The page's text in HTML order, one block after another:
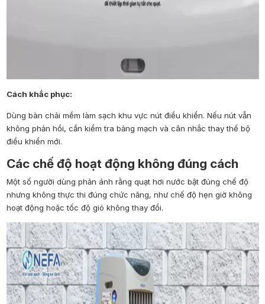
Cách khắc phục:
Dùng bàn chải mềm làm sạch khu vực nút điều khiển. Nếu nút vẫn
không phản hồi, cần kiểm tra bảng mạch và cân nhắc thay thế bộ
điều khiển mới.
Các chế độ hoạt động không đúng cách
Một số người dùng phản ánh rằng quạt hơi nước bật đúng chế độ
nhưng không thực thi đúng chức năng, như chế độ hẹn giờ không
hoạt động hoặc tốc độ gió không thay đổi.